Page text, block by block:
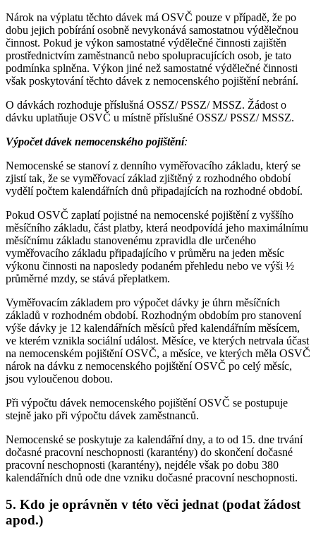
Nárok na výplatu těchto dávek má OSVČ pouze v případě, že po
dobu jejich pobírání osobně nevykonává samostatnou výdělečnou
činnost. Pokud je výkon samostatné výdělečné činnosti zajištěn
prostřednictvím zaměstnanců nebo spolupracujících osob, je tato
podmínka splněna. Výkon jiné než samostatné výdělečné činnosti
však poskytování těchto dávek z nemocenského pojištění nebrání.
O dávkách rozhoduje příslušná OSSZ/ PSSZ/ MSSZ. Žádost o
dávku uplatňuje OSVČ u místně příslušné OSSZ/ PSSZ/ MSSZ.
Výpočet dávek nemocenského pojištění:
Nemocenské se stanoví z denního vyměřovacího základu, který se
zjistí tak, že se vyměřovací základ zjištěný z rozhodného období
vydělí počtem kalendářních dnů připadajících na rozhodné období.
Pokud OSVČ zaplatí pojistné na nemocenské pojištění z vyššího
měsíčního základu, část platby, která neodpovídá jeho maximálnímu
měsíčnímu základu stanovenému zpravidla dle určeného
vyměřovacího základu připadajícího v průměru na jeden měsíc
výkonu činnosti na naposledy podaném přehledu nebo ve výši ½
průměrné mzdy, se stává přeplatkem.
Vyměřovacím základem pro výpočet dávky je úhrn měsíčních
základů v rozhodném období. Rozhodným obdobím pro stanovení
výše dávky je 12 kalendářních měsíců před kalendářním měsícem,
ve kterém vznikla sociální událost. Měsíce, ve kterých netrvala účast
na nemocenském pojištění OSVČ, a měsíce, ve kterých měla OSVČ
nárok na dávku z nemocenského pojištění OSVČ po celý měsíc,
jsou vyloučenou dobou.
Při výpočtu dávek nemocenského pojištění OSVČ se postupuje
stejně jako při výpočtu dávek zaměstnanců.
Nemocenské se poskytuje za kalendářní dny, a to od 15. dne trvání
dočasné pracovní neschopnosti (karantény) do skončení dočasné
pracovní neschopnosti (karantény), nejdéle však po dobu 380
kalendářních dnů ode dne vzniku dočasné pracovní neschopnosti.
5. Kdo je oprávněn v této věci jednat (podat žádost
apod.)